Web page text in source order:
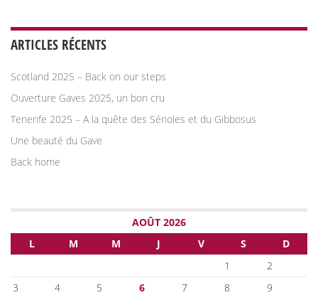
ARTICLES RÉCENTS
Scotland 2025 – Back on our steps
Ouverture Gaves 2025, un bon cru
Tenerife 2025 – A la quête des Sérioles et du Gibbosus
Une beauté du Gave
Back home
AOÛT 2026
L
M M J V S
D
1
2
3
4 5 6 7 8
9